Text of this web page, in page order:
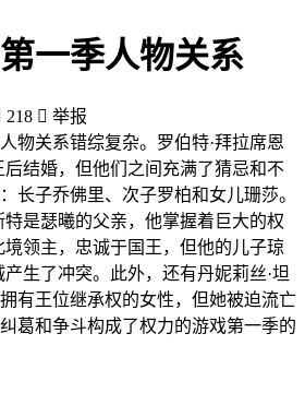
一季人物关系
218  举报
物关系错综复杂。罗伯特·拜拉席恩
后结婚，但他们之间充满了猜忌和不
长子乔佛里、次子罗柏和女儿珊莎。
特是瑟曦的父亲，他掌握着巨大的权
境领主，忠诚于国王，但他的儿子琼
生了冲突。此外，还有丹妮莉丝·坦
有王位继承权的女性，但她被迫流亡
葛和争斗构成了权力的游戏第一季的